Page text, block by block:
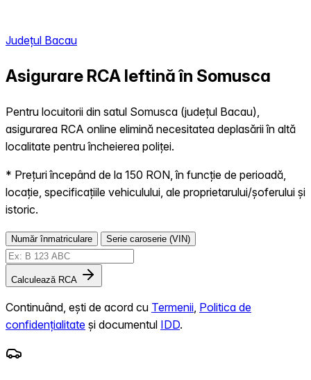
Județul Bacau
Asigurare RCA Ieftină în Somusca
Pentru locuitorii din satul Somusca (județul Bacau),
asigurarea RCA online elimină necesitatea deplasării în altă
localitate pentru încheierea poliței.
* Prețuri începând de la 150 RON, în funcție de perioadă,
locație, specificațiile vehiculului, ale proprietarului/șoferului și
istoric.
Număr înmatriculare Serie caroserie (VIN)
Calculează RCA
Continuând, ești de acord cu Termenii Politica de
confidențialitate și documentul IDD.